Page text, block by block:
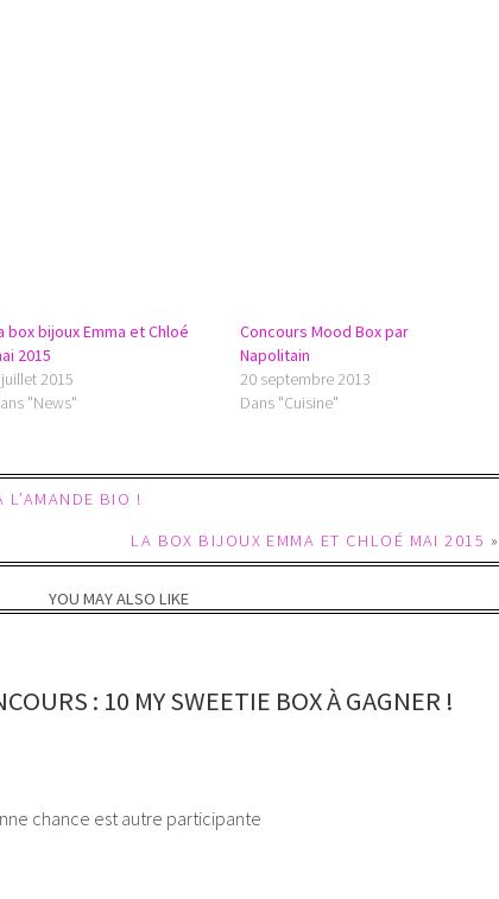
box bijoux Emma et Chloé
2015
2015
"News"
Concours Mood Box par
Napolitain
20 septembre 2013
Dans "Cuisine"
L’AMANDE BIO !
LA BOX BIJOUX EMMA ET CHLOÉ MAI 2015 »
YOU MAY ALSO LIKE
: 10 MY SWEETIE BOX À GAGNER !
chance est autre participante